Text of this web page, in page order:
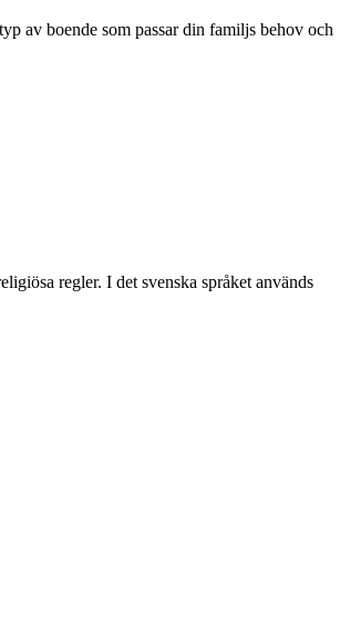
av boende som passar din familjs behov och
regler. I det svenska språket används